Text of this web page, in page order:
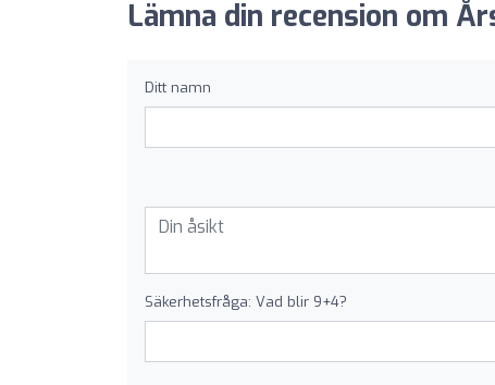
Lämna din recension om
Ditt namn
Säkerhetsfråga: Vad blir 9+4?